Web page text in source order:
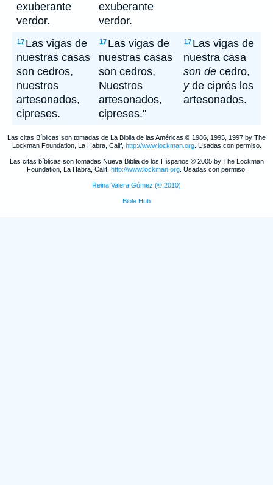
exuberante
verdor.
exuberante
verdor.
17 Las vigas de
nuestras casas
son cedros,
nuestros
artesonados,
cipreses.
17 Las vigas de
nuestras casas
son cedros,
Nuestros
artesonados,
cipreses."
17 Las vigas de
nuestra casa
son de cedro,
yde ciprés los
artesonados.
Las citas Bíblicas son tomadas de La Biblia de las Américas © 1986, 1995, 1997 by The
Lockman Foundation, La Habra, Calif, http://www.lockman.org. Usadas con permiso.
Las citas bíblicas son tomadas Nueva Biblia de los Hispanos © 2005 by The Lockman
Foundation, La Habra, Calif, http://www.lockman.org. Usadas con permiso.
Reina Valera Gómez (© 2010)
Bible Hub